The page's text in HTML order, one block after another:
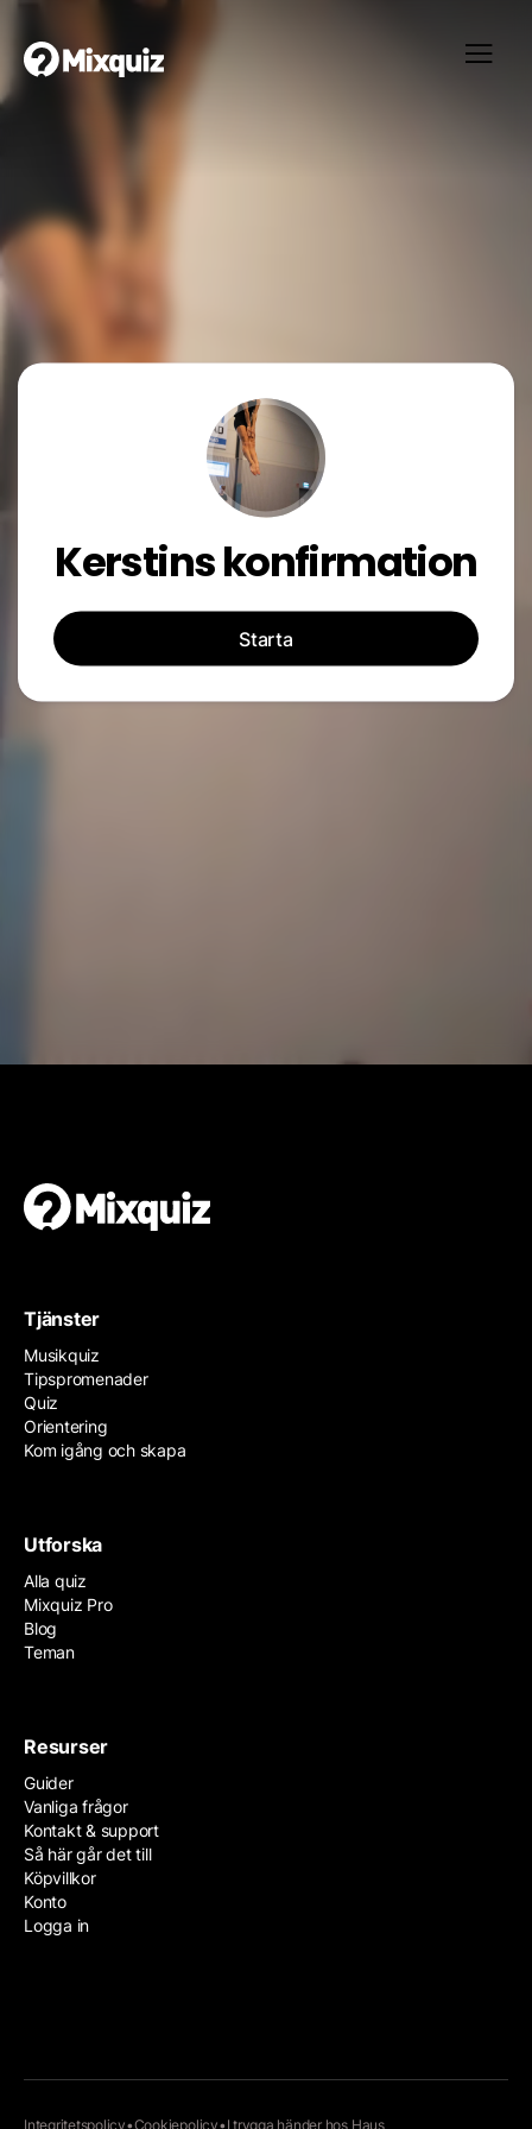
Kerstins konfirmation
Starta
Tjänster
Musikquiz
Tipspromenader
Quiz
Orientering
Kom igång och skapa
Utforska
Alla quiz
Mixquiz Pro
Blog
Teman
Resurser
Guider
Vanliga frågor
Kontakt & support
Så här går det till
Köpvillkor
Konto
Logga in
Integritetspolicy•Cookiepolicy•I trygga händer hos Haus